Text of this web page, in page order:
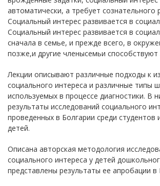
автоматически, а требует сознательного
Социальный интерес развивается в
Социальный интерес развивается в
сначала в семье, и прежде всего, в
позже,и другие членысемьи способствуют
Лекции описывают различные подходы к
социального интереса и различные типы
используемых в процессе диагностики. В
результаты исследований социального
проведенных в Болгарии среди
детей.
Описана авторская методология
социального интереса у детей
представлены результаты ее апробации в